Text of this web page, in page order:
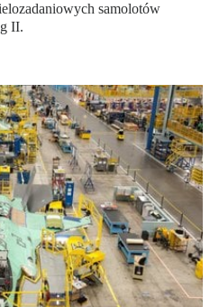
samolotów
II.